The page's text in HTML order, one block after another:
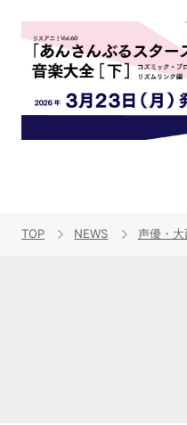
TOP NEWS 声優・